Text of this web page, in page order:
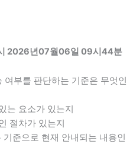
2026년07월06일 09시44분
여부를 판단하는 기준은 무엇인
는 요소가 있는지
절차가 있는지
준으로 현재 안내되는 내용인